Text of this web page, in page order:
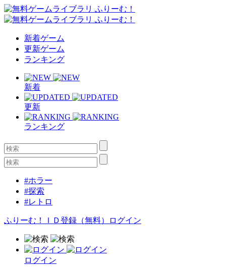
新着ゲーム
更新ゲーム
ランキング
新着
更新
ランキング
#ホラー
#探索
#レトロ
ふりーむ！ＩＤ登録（無料） ログイン
ログイン